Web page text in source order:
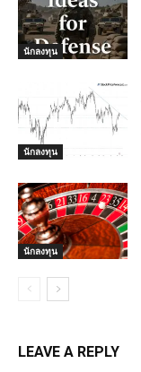
นักลงทุน
นักลงทุน
นักลงทุน
LEAVE A REPLY